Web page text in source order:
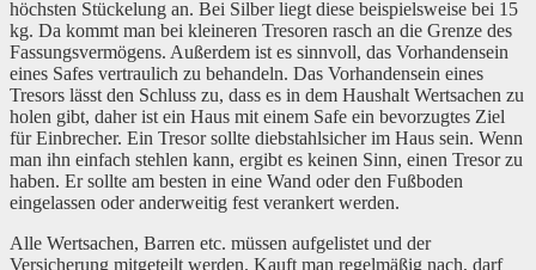
höchsten Stückelung an. Bei Silber liegt diese beispielsweise bei 15
kg. Da kommt man bei kleineren Tresoren rasch an die Grenze des
Fassungsvermögens. Außerdem ist es sinnvoll, das Vorhandensein
eines Safes vertraulich zu behandeln. Das Vorhandensein eines
Tresors lässt den Schluss zu, dass es in dem Haushalt Wertsachen zu
holen gibt, daher ist ein Haus mit einem Safe ein bevorzugtes Ziel
für Einbrecher. Ein Tresor sollte diebstahlsicher im Haus sein. Wenn
man ihn einfach stehlen kann, ergibt es keinen Sinn, einen Tresor zu
haben. Er sollte am besten in eine Wand oder den Fußboden
eingelassen oder anderweitig fest verankert werden.
Alle Wertsachen, Barren etc. müssen aufgelistet und der
Versicherung mitgeteilt werden. Kauft man regelmäßig nach, darf